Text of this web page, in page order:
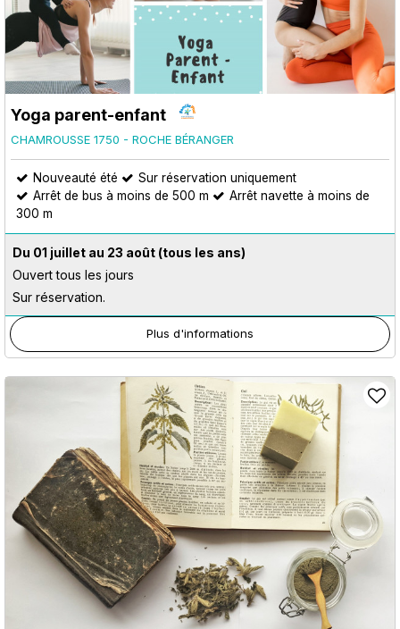
Yoga parent-enfant
CHAMROUSSE 1750 - ROCHE BÉRANGER
Nouveauté été
Sur réservation uniquement
Arrêt de bus à moins de 500 m
Arrêt navette à moins de
300 m
Du 01 juillet au 23 août (tous les ans)
Ouvert tous les jours
Sur réservation.
Plus d'informations